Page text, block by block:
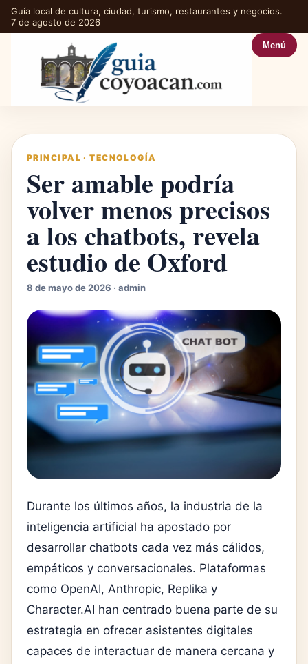
Guía local de cultura, ciudad, turismo, restaurantes y negocios.
7 de agosto de 2026
Menú
PRINCIPAL ·TECNOLOGÍA
Ser amable podría
volver menos precisos
a los chatbots, revela
estudio de Oxford
8 de mayo de 2026 · admin
Durante los últimos años, la industria de la
inteligencia artificial ha apostado por
desarrollar chatbots cada vez más cálidos,
empáticos y conversacionales. Plataformas
como OpenAI, Anthropic, Replika y
Character.AI han centrado buena parte de su
estrategia en ofrecer asistentes digitales
capaces de interactuar de manera cercana y